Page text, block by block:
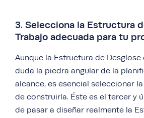
3. Selecciona la Estructura
Trabajo adecuada para tu
Aunque la Estructura de Desglose
duda la piedra angular de la
alcance, es esencial seleccionar
de construirla. Éste es el tercer y
de pasar a diseñar realmente la